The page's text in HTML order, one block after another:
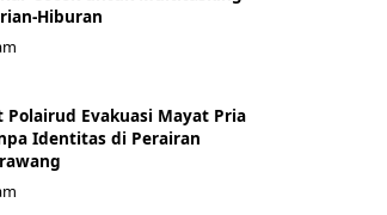
Hiburan
Polairud Evakuasi Mayat Pria
Identitas di Perairan